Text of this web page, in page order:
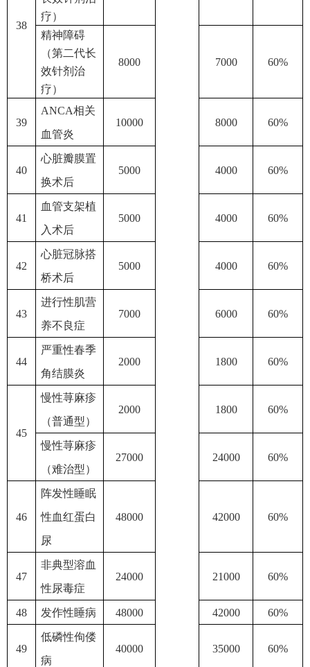
38
疗）
精神障碍
（第二代长
效针剂治
疗）
8000 7000 60%
39
ANCA相关
血管炎
10000 8000 60%
40
心脏瓣膜置
换术后
5000 4000 60%
41
血管支架植
入术后
5000 4000 60%
42
心脏冠脉搭
桥术后
5000 4000 60%
43
进行性肌营
养不良症
7000 6000 60%
44
严重性春季
角结膜炎
2000 1800 60%
45
慢性荨麻疹
（普通型）
2000 1800 60%
慢性荨麻疹
（难治型）
27000 24000 60%
46
阵发性睡眠
性血红蛋白
尿
48000 42000 60%
47
非典型溶血
性尿毒症
24000 21000 60%
48 发作性睡病 48000 42000 60%
49
低磷性佝偻
病
40000 35000 60%